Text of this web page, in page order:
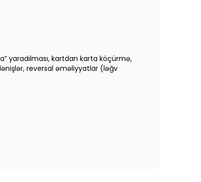
yaradılması, kartdan karta köçürmə,
reversal əməliyyatlar (ləğv